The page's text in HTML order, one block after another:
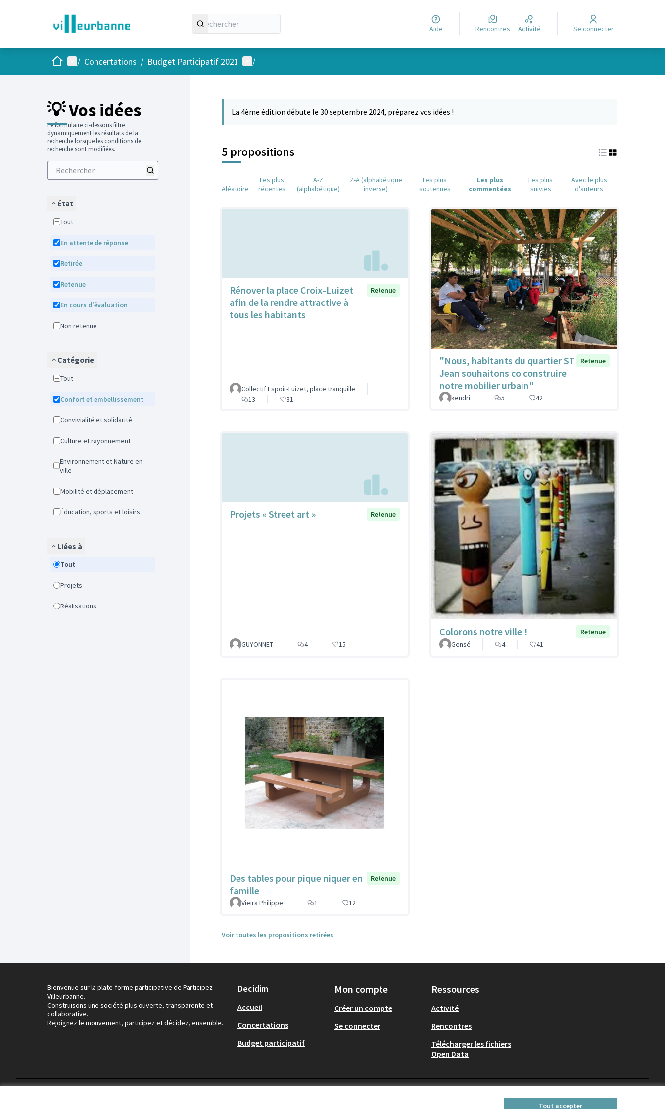
Tout accepter
Aide Rencontres Activité Se connecter
AccueilMenu principal
/ Concertations / Budget Participatif 2021 Menu utilisateur
/
💡 Vos idées
Le formulaire ci-dessous filtre
dynamiquement les résultats de la
recherche lorsque les conditions de
recherche sont modifiées.
État
Tout
En attente de réponse
Retirée
Retenue
En cours d'évaluation
Non retenue
Catégorie
Tout
Confort et embellissement
Convivialité et solidarité
Culture et rayonnement
Environnement et Nature en
ville
Mobilité et déplacement
Éducation, sports et loisirs
Liées à
Tout
Projets
Réalisations
La 4ème édition débute le 30 septembre 2024, préparez vos idées !
5 propositions
Aléatoire
Les plus
récentes
A-Z
(alphabétique)
Z-A (alphabétique
inverse)
Les plus
soutenues
Les plus
commentées
Les plus
suivies
Avec le plus
d'auteurs
Rénover la place Croix-Luizet
afin de la rendre attractive à
tous les habitants
Retenue
Collectif Espoir-Luizet, place tranquille
13
31
"Nous, habitants du quartier ST
Jean souhaitons co construire
notre mobilier urbain"
Retenue
kendri 5 42
Projets « Street art » Retenue
GUYONNET 4 15
Colorons notre ville !
Retenue
Gensé
4 41
Des tables pour pique niquer en
famille
Retenue
Vieira Philippe 1 12
Voir toutes les propositions retirées
Bienvenue sur la plate-forme participative de Participez
Villeurbanne.
Construisons une société plus ouverte, transparente et
collaborative.
Rejoignez le mouvement, participez et décidez, ensemble.
Decidim
Accueil
Concertations
Budget participatif
Mon compte
Créer un compte
Se connecter
Ressources
Activité
Rencontres
Télécharger les fichiers
Open Data